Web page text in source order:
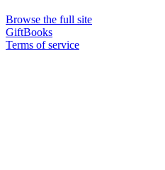
Browse the full site
GiftBooks
Terms of service